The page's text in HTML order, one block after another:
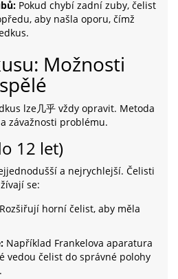
Pokud chybí zadní zuby, čelist
aby našla oporu, čímž
Možnosti
lze几乎 vždy opravit. Metoda
závažnosti problému.
12 let)
a nejrychlejší. Čelisti
se:
Rozšiřují horní čelist, aby měla
Například Frankelova aparatura
vedou čelist do správné polohy